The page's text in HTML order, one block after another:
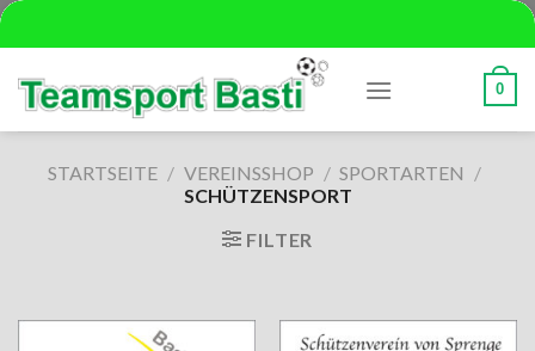
Skip
to
content
0
STARTSEITE / VEREINSSHOP / SPORTARTEN /
SCHÜTZENSPORT
FILTER